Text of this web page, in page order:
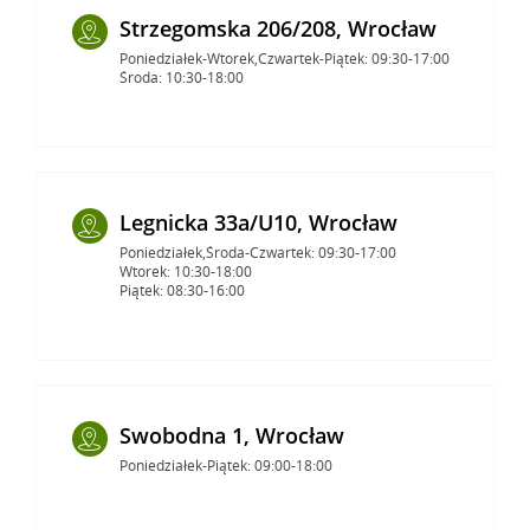
Strzegomska 206/208, Wrocław
Poniedziałek-Wtorek,Czwartek-Piątek: 09:30-17:00
Środa: 10:30-18:00
Legnicka 33a/U10, Wrocław
Poniedziałek,Środa-Czwartek: 09:30-17:00
Wtorek: 10:30-18:00
Piątek: 08:30-16:00
Swobodna 1, Wrocław
Poniedziałek-Piątek: 09:00-18:00